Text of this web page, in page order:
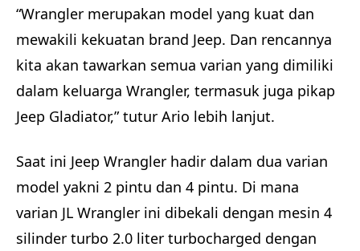
“Wrangler merupakan model yang kuat dan
mewakili kekuatan brand Jeep. Dan rencannya
kita akan tawarkan semua varian yang dimiliki
dalam keluarga Wrangler, termasuk juga pikap
Jeep Gladiator,” tutur Ario lebih lanjut.
Saat ini Jeep Wrangler hadir dalam dua varian
model yakni 2 pintu dan 4 pintu. Di mana
varian JL Wrangler ini dibekali dengan mesin 4
silinder turbo 2.0 liter turbocharged dengan